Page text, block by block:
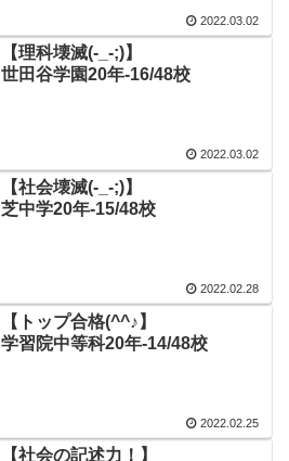
2022.03.02
【理科壊滅(-_-;)】
世田谷学園20年-16/48校
2022.03.02
【社会壊滅(-_-;)】
芝中学20年-15/48校
2022.02.28
【トップ合格(^^♪】
学習院中等科20年-14/48校
2022.02.25
【社会の記述力！】